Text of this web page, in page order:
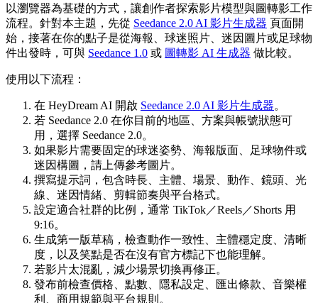
以瀏覽器為基礎的方式，讓創作者探索影片模型與圖轉影工作
流程。針對本主題，先從 Seedance 2.0 AI 影片生成器 頁面開
始，接著在你的點子是從海報、球迷照片、迷因圖片或足球物
件出發時，可與 Seedance 1.0 或 圖轉影 AI 生成器 做比較。
使用以下流程：
在 HeyDream AI 開啟 Seedance 2.0 AI 影片生成器。
若 Seedance 2.0 在你目前的地區、方案與帳號狀態可
用，選擇 Seedance 2.0。
如果影片需要固定的球迷姿勢、海報版面、足球物件或
迷因構圖，請上傳參考圖片。
撰寫提示詞，包含時長、主體、場景、動作、鏡頭、光
線、迷因情緒、剪輯節奏與平台格式。
設定適合社群的比例，通常 TikTok／Reels／Shorts 用
9:16。
生成第一版草稿，檢查動作一致性、主體穩定度、清晰
度，以及笑點是否在沒有官方標記下也能理解。
若影片太混亂，減少場景切換再修正。
發布前檢查價格、點數、隱私設定、匯出條款、音樂權
利、商用規範與平台規則。